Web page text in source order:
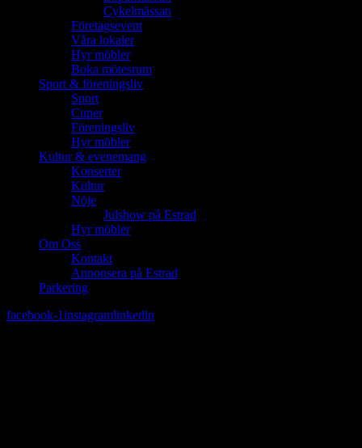
Cykelmässan
Företagsevent
Våra lokaler
Hyr möbler
Boka mötesrum
Sport & föreningsliv
Sport
Cuper
Föreningsliv
Hyr möbler
Kultur & evenemang
Konserter
Kultur
Nöje
Julshow på Estrad
Hyr möbler
Om Oss
Kontakt
Annonsera på Estrad
Parkering
facebook-1instagramlinkedin